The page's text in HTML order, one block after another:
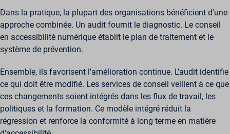
Dans la pratique, la plupart des organisations bénéficient d'une
approche combinée. Un audit fournit le diagnostic. Le conseil
en accessibilité numérique établit le plan de traitement et le
système de prévention.
Ensemble, ils favorisent l'amélioration continue. L'audit identifie
ce qui doit être modifié. Les services de conseil veillent à ce que
ces changements soient intégrés dans les flux de travail, les
politiques et la formation. Ce modèle intégré réduit la
régression et renforce la conformité à long terme en matière